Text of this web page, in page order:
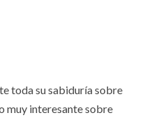
toda su sabiduría sobre
muy interesante sobre